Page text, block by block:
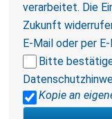
verarbeitet. Die
Zukunft
E-Mail oder per
Bitte
Kopie an